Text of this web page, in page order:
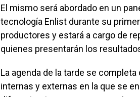
El mismo será abordado en un
tecnología Enlist durante su
productores y estará a cargo de
quienes presentarán los
La agenda de la tarde se
internas y externas en la que se